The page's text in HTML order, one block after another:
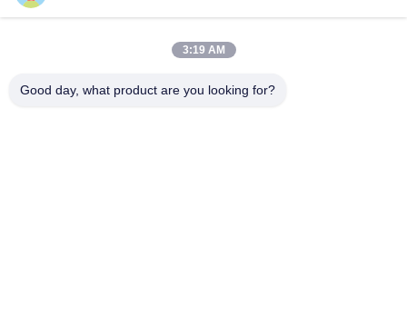
1110 mm palletpal lading heftafel hefboomlader voor 2000 kg
Zware industriële enkele schaarlift, solide en duurzame
3:19 AM
Good day, what product are you looking for?